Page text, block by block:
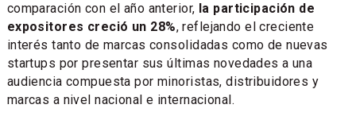
comparación con el año anterior, la participación de
expositores creció un 28%, reflejando el creciente
interés tanto de marcas consolidadas como de nuevas
startups por presentar sus últimas novedades a una
audiencia compuesta por minoristas, distribuidores y
marcas a nivel nacional e internacional.